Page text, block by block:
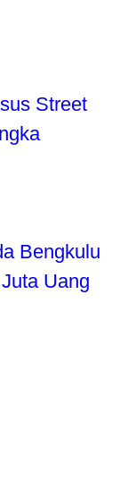
Street
Bengkulu
Uang